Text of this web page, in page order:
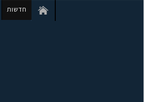
חדשות